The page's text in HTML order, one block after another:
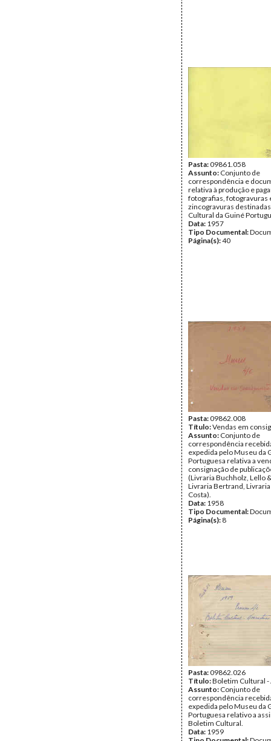
Pasta:09861.058
Assunto: Conjunto de
correspondência e
relativa à produção e
fotografias, fotogravuras
zincogravuras
Cultural da Guiné
Data: 1957
Tipo Documental:
Página(s):40
Pasta:09862.008
Título:Vendas em
Assunto: Conjunto de
correspondência
expedida pelo Museu da
Portuguesa relativa a
consignação de
(Livraria Buchholz, Lello
Livraria Bertrand, Livraria
Costa).
Data: 1958
Tipo Documental:
Página(s): 8
Pasta:09862.026
Título:Boletim Cultural -
Assunto: Conjunto de
correspondência
expedida pelo Museu da
Portuguesa relativo a
Boletim Cultural.
Data: 1959